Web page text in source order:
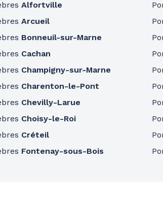
A votre écoute 24h/24 7j/7
Gosnat-94200 Ivry-sur-Seine
01 87 58 35 78
Alfortville
Arcueil
Bonneuil-sur-Marne
Cachan
Champigny-sur-Marne
Charenton-le-Pont
Chevilly-Larue
Choisy-le-Roi
Créteil
Fontenay-sous-Bois